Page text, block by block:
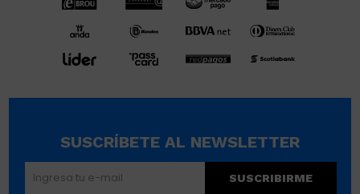
SUSCRÍBETE AL NEWSLETTER
SUSCRIBIRME